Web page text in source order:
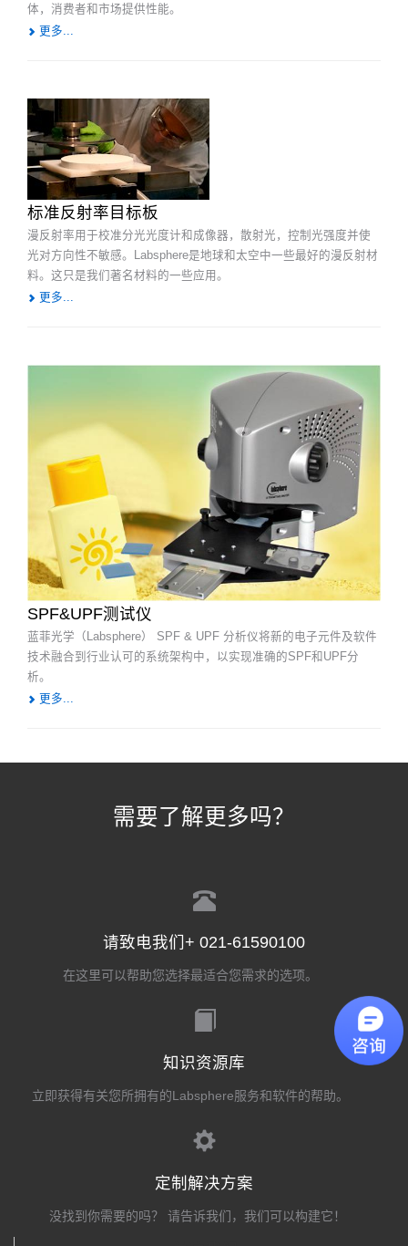
体，消费者和市场提供性能。
更多...
标准反射率目标板
漫反射率用于校准分光光度计和成像器，散射光，控制光强度并使
光对方向性不敏感。Labsphere是地球和太空中一些最好的漫反射材
料。这只是我们著名材料的一些应用。
更多...
SPF&UPF测试仪
蓝菲光学（Labsphere） SPF & UPF 分析仪将新的电子元件及软件
技术融合到行业认可的系统架构中，以实现准确的SPF和UPF分
析。
更多...
需要了解更多吗？
请致电我们+ 021-61590100
在这里可以帮助您选择最适合您需求的选项。
知识资源库
立即获得有关您所拥有的Labsphere服务和软件的帮助。
定制解决方案
没找到你需要的吗？ 请告诉我们，我们可以构建它！